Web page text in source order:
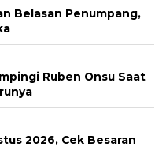
Belasan Penumpang,
Ruben Onsu Saat
2026, Cek Besaran